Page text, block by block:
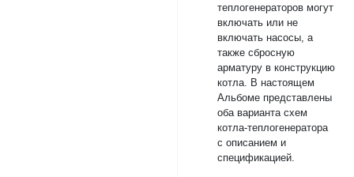
теплогенераторов могут
включать или не
включать насосы, а
также сбросную
арматуру в конструкцию
котла. В настоящем
Альбоме представлены
оба варианта схем
котла-теплогенератора
с описанием и
спецификацией.